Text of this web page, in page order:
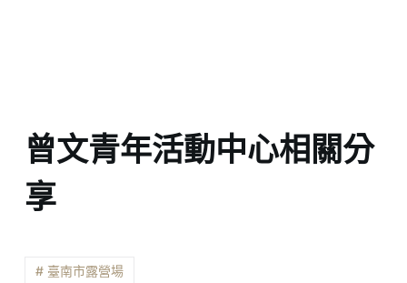
曾文青年活動中心相關分
享
# 臺南市露營場